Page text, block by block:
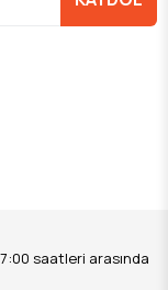
saatleri arasında